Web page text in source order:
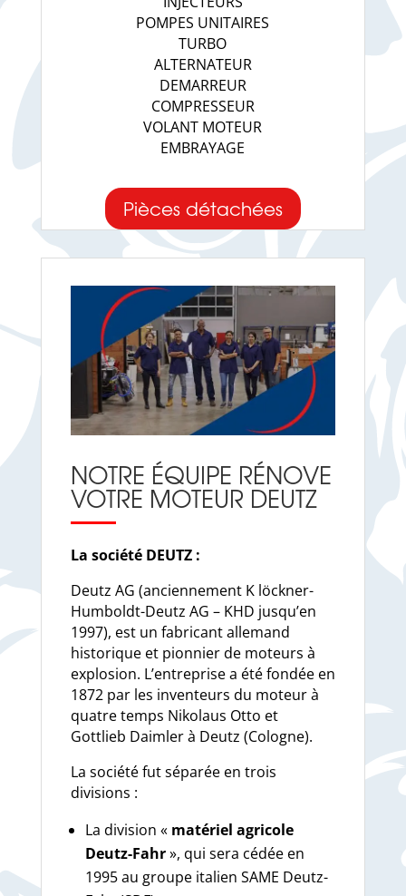
POMPES UNITAIRES
TURBO
ALTERNATEUR
DEMARREUR
COMPRESSEUR
VOLANT MOTEUR
EMBRAYAGE
Pièces détachées
NOTRE ÉQUIPE RÉNOVE
VOTRE MOTEUR DEUTZ
La société DEUTZ :
Deutz AG (anciennement K löckner-
Humboldt-Deutz AG – KHD jusqu’en
1997), est un fabricant allemand
historique et pionnier de moteurs à
explosion. L’entreprise a été fondée en
1872 par les inventeurs du moteur à
quatre temps Nikolaus Otto et
Gottlieb Daimler à Deutz (Cologne).
La société fut séparée en trois
divisions :
La division « matériel agricole
Deutz-Fahr», qui sera cédée en
1995 au groupe italien SAME Deutz-